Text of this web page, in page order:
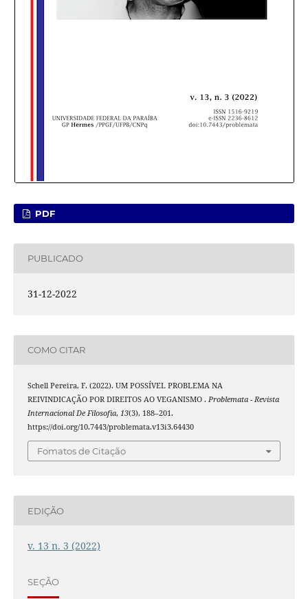
PDF
PUBLICADO
31-12-2022
COMO CITAR
Schell Pereira, F. (2022). UM POSSÍVEL PROBLEMA NA
REIVINDICAÇÃO POR DIREITOS AO VEGANISMO . Problemata - Revista
Internacional De Filosofia, 13(3), 188–201.
https://doi.org/10.7443/problemata.v13i3.64430
Fomatos de Citação
EDIÇÃO
v. 13 n. 3 (2022)
SEÇÃO